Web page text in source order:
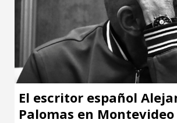
El escritor español
Palomas en Montevideo